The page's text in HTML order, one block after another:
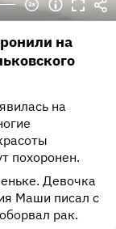
на
на
похоронен.
Девочка
Маши писал с
рак.